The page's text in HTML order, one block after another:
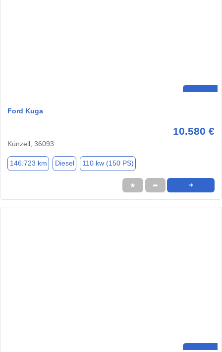
Ford Kuga
10.580 €
Künzell, 36093
146.723 km Diesel 110 kw (150 PS)
★ ➦ ➜